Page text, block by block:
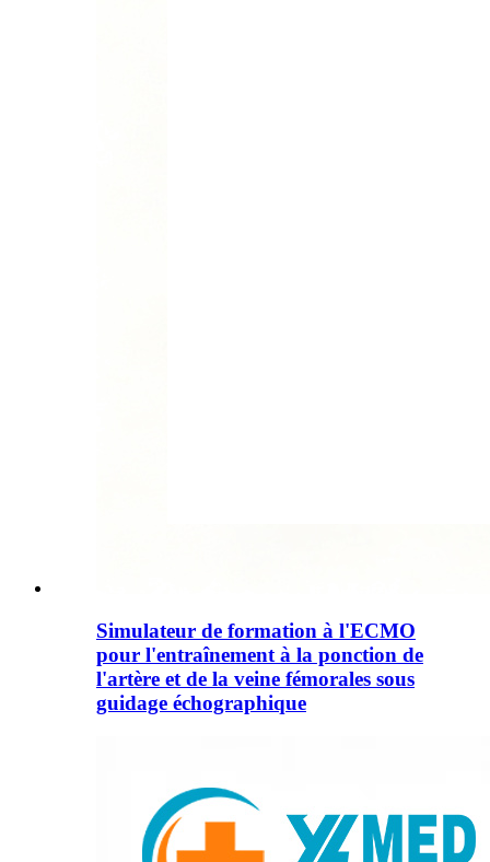
Simulateur de formation à l'ECMO
pour l'entraînement à la ponction de
l'artère et de la veine fémorales sous
guidage échographique